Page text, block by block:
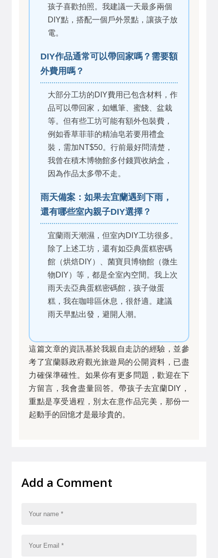
孩子喜歡拍照。我建議一天最多兩個
DIY點，搭配一個戶外景點，讓孩子放
電。
DIY作品通常可以帶回家嗎？需要額
外費用嗎？
大部分工坊的DIY費用已包含材料，作
品可以帶回家，如蠟筆、蜜餞、盆栽
等。但有些工坊可能有額外包裝費，
例如香草菲菲的精油皂若要用禮盒
裝，需加NT$50。行前最好問清楚，
我曾在積木博物館多付錢買收納盒，
因為作品太多帶不走。
雨天備案：如果去宜蘭遇到下雨，
還有哪些室內親子DIY選擇？
宜蘭雨天潮濕，但室內DIY工坊很多。
除了上述工坊，還有如亞典蛋糕密碼
館（烘焙DIY）、菌寶貝博物館（微生
物DIY）等，都是全室內空間。我上次
雨天去亞典蛋糕密碼館，孩子做蛋
糕，我在咖啡區休息，很舒適。建議
雨天早點出發，避開人潮。
這篇文章的資訊基於我親自走訪的經驗，並參
考了宜蘭縣政府觀光旅遊局的公開資料，已盡
力確保準確性。如果你有更多問題，歡迎在下
方留言，我會盡量回答。帶孩子去宜蘭DIY，
重點是享受過程，別太在意作品完美，那份一
起動手的回憶才是最珍貴的。
Add a Comment